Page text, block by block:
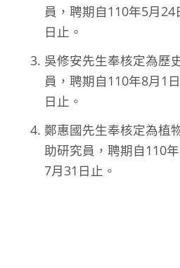
員，聘期自110年5月24
日止。
吳修安先生奉核定為歷
員，聘期自110年8月1
日止。
鄭惠國先生奉核定為植
助研究員，聘期自110
7月31日止。